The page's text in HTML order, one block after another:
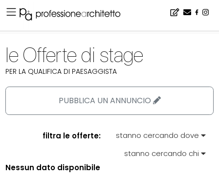
le Offerte di stage
PER LA QUALIFICA DI PAESAGGISTA
PUBBLICA UN ANNUNCIO
filtra le offerte:
stanno cercando dove
stanno cercando chi
Nessun dato disponibile